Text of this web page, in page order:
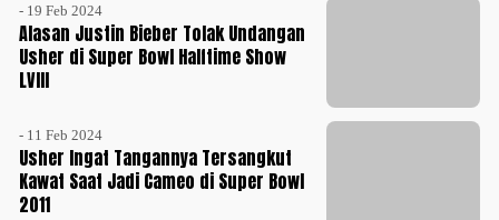
- 19 Feb 2024
Alasan Justin Bieber Tolak Undangan
Usher di Super Bowl Halftime Show
LVIII
- 11 Feb 2024
Usher Ingat Tangannya Tersangkut
Kawat Saat Jadi Cameo di Super Bowl
2011
Timnas
Indonesia
SPECIAL
Video
Disclaimer
Tentang